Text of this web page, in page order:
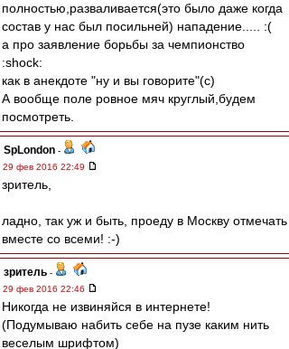
полностью,разваливается(это было даже когда
состав у нас был посильней) нападение..... :(
а про заявление борьбы за чемпионство
:shock:
как в анекдоте "ну и вы говорите"(с)
А вообще поле ровное мяч круглый,будем
посмотреть.
SpLondon -
29 фев 2016 22:49
зритель,
ладно, так уж и быть, проеду в Москву отмечать
вместе со всеми! :-)
зpитель -
29 фев 2016 22:46
Никогда не извиняйся в интернете!
(Подумываю набить себе на пузе каким нить
веселым шрифтом)